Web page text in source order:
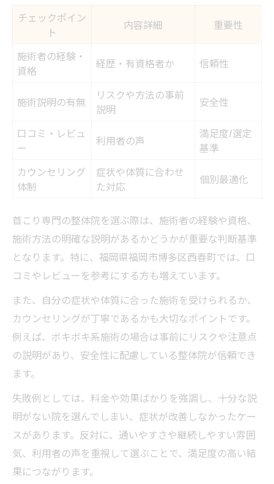
チェックポイン
ト
内容詳細 重要性
施術者の経験・
資格
経歴・有資格者か 信頼性
施術説明の有無
リスクや方法の事前
説明
安全性
口コミ・レビュ
ー
利用者の声
満足度/選定
基準
カウンセリング
体制
症状や体質に合わせ
た対応
個別最適化
首こり専門の整体院を選ぶ際は、施術者の経験や資格、
施術方法の明確な説明があるかどうかが重要な判断基準
となります。特に、福岡県福岡市博多区西春町では、口
コミやレビューを参考にする方も増えています。
また、自分の症状や体質に合った施術を受けられるか、
カウンセリングが丁寧であるかも大切なポイントです。
例えば、ボキボキ系施術の場合は事前にリスクや注意点
の説明があり、安全性に配慮している整体院が信頼でき
ます。
失敗例としては、料金や効果ばかりを強調し、十分な説
明がない院を選んでしまい、症状が改善しなかったケー
スがあります。反対に、通いやすさや継続しやすい雰囲
気、利用者の声を重視して選ぶことで、満足度の高い結
果につながります。